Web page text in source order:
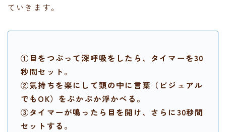
ていきます。
①目をつぶって深呼吸をしたら、タイマーを30
秒間セット。
②気持ちを楽にして頭の中に言葉（ビジュアル
でもOK）をぷかぷか浮かべる。
③タイマーが鳴ったら目を開け、さらに30秒間
セットする。